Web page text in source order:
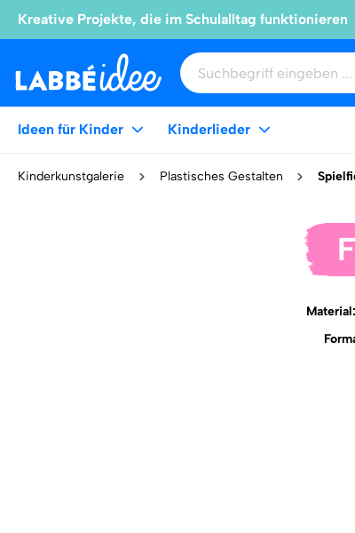
Kreative Projekte, die im Schulalltag funktionieren
Ideen für Kinder Kinderlieder
Kinderkunstgalerie Plastisches Gestalten
Material: